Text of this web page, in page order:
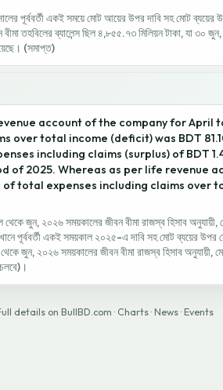
পূর্ববর্তী একই সময়ে মোট আয়ের উপর দাবি সহ মোট
তহবিলের ব্যালেন্স ছিল ৪,৮৫৫.৭৩ মিলিয়ন টাকা, যা ৩০
(সমাপ্ত)
account of the company for April
over total income (deficit) was BDT
including claims (surplus) of BDT
of 2025. Whereas as per life revenue
of total expenses including claims over
থেকে জুন, ২০২৬ সময়কালের জীবন বীমা রাজস্ব হিসাব
পূর্ববর্তী একই সময়কাল ২০২৫-এ দাবি সহ মোট ব্যয়ের
থেকে জুন, ২০২৬ সময়কালের জীবন বীমা রাজস্ব হিসাব
details on BullBD.com · Charts · News · Events